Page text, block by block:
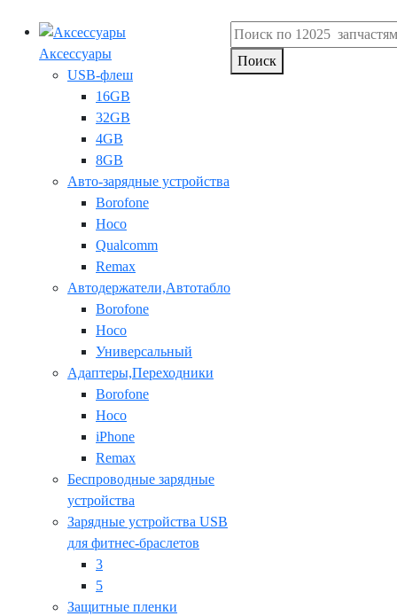
Аксессуары
USB-флеш
16GB
32GB
4GB
8GB
Авто-зарядные устройства
Borofone
Hoco
Qualcomm
Remax
Автодержатели,Автотабло
Borofone
Hoco
Универсальный
Адаптеры,Переходники
Borofone
Hoco
iPhone
Remax
Беспроводные зарядные
устройства
Зарядные устройства USB
для фитнес-браслетов
3
5
Защитные пленки
Поиск